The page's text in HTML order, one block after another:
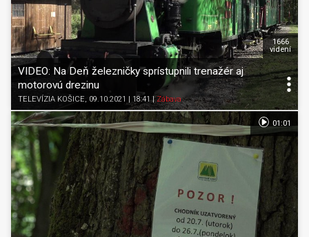
VIDEO: Na Deň železničky sprístupnili trenažér aj
motorovú drezinu
TELEVÍZIA KOŠICE, 09.10.2021 | 18:41|Zábava
1666
videní
01:01